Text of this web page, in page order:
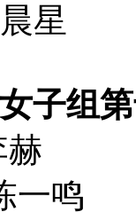
星
子组
鸣